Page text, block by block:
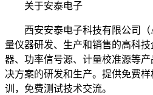
关于安泰电子
西安安泰电子科技有限公司（
量仪器研发、生产和销售的高科
器、功率信号源、计量校准源等
决方案的研发和生产。提供免费
训，免费测试技术交流。